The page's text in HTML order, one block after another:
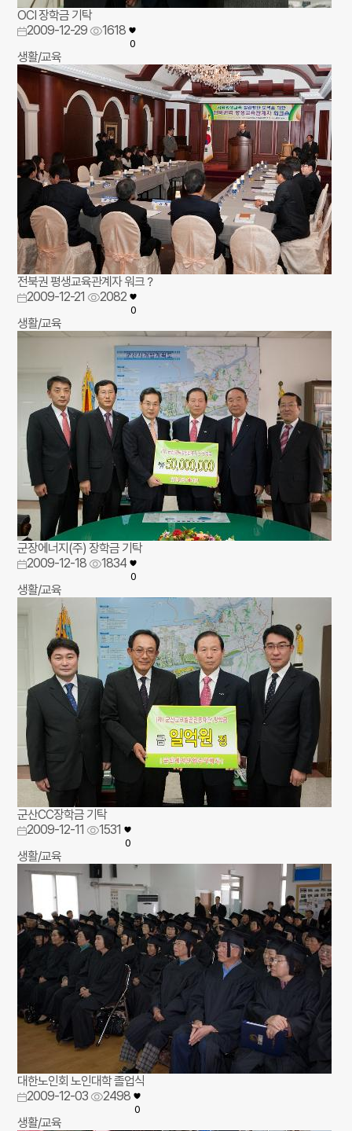
OCI 장학금 기탁
2009-12-29
1618
0
생활/교육
전북권 평생교육관계자 워크？
2009-12-21
2082
0
생활/교육
군장에너지(주) 장학금 기탁
2009-12-18
1834
0
생활/교육
군산CC장학금 기탁
2009-12-11
1531
0
생활/교육
대한노인회 노인대학 졸업식
2009-12-03
2498
0
생활/교육